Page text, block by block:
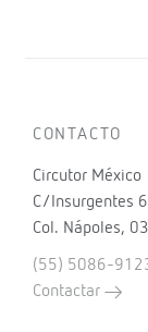
CONTACTO
Circutor México
C/Insurgentes
Col. Nápoles,
(55) 5086-
Contactar